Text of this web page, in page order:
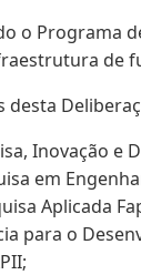
o Programa
de
desta
Inovação e
em
Aplicada
para o